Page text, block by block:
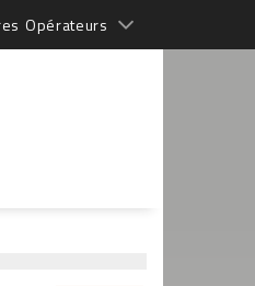
Opérateurs